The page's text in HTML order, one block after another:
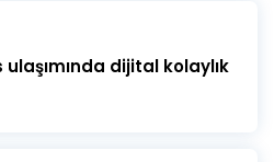
ulaşımında dijital kolaylık